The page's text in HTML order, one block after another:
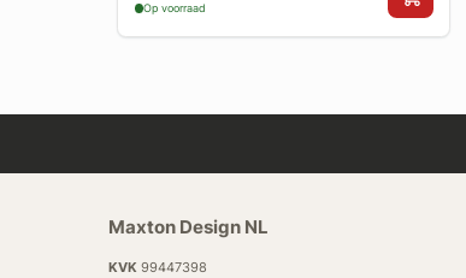
Op voorraad
Maxton Design NL
KVK 99447398